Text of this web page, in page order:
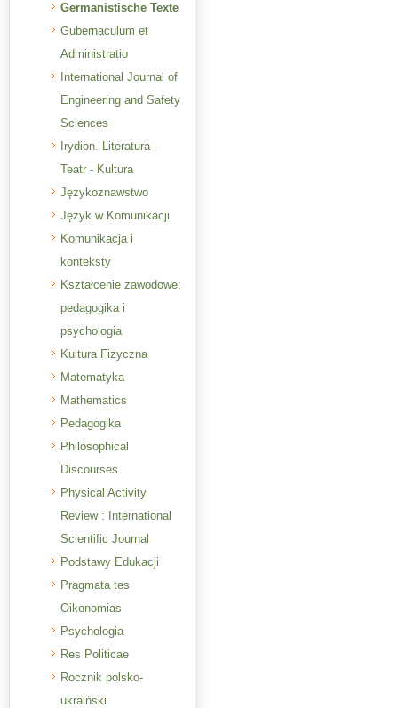
Germanistische Texte
Gubernaculum et
Administratio
International Journal of
Engineering and Safety
Sciences
Irydion. Literatura -
Teatr - Kultura
Językoznawstwo
Język w Komunikacji
Komunikacja i
konteksty
Kształcenie zawodowe:
pedagogika i
psychologia
Kultura Fizyczna
Matematyka
Mathematics
Pedagogika
Philosophical
Discourses
Physical Activity
Review : International
Scientific Journal
Podstawy Edukacji
Pragmata tes
Oikonomias
Psychologia
Res Politicae
Rocznik polsko-
ukraiński